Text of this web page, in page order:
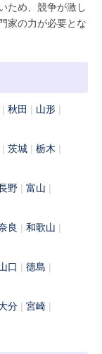
ため、競争が激し
家の力が必要とな
秋田
山形
茨城
栃木
野
富山
良
和歌山
口
徳島
分
宮崎